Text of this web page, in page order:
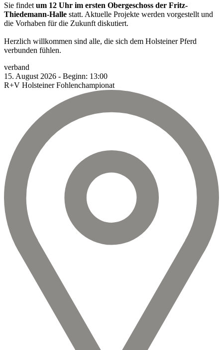
Sie findet um 12 Uhr im ersten Obergeschoss der Fritz-
Thiedemann-Halle statt. Aktuelle Projekte werden vorgestellt und
die Vorhaben für die Zukunft diskutiert.
Herzlich willkommen sind alle, die sich dem Holsteiner Pferd
verbunden fühlen.
verband
15. August 2026 - Beginn: 13:00
R+V Holsteiner Fohlenchampionat